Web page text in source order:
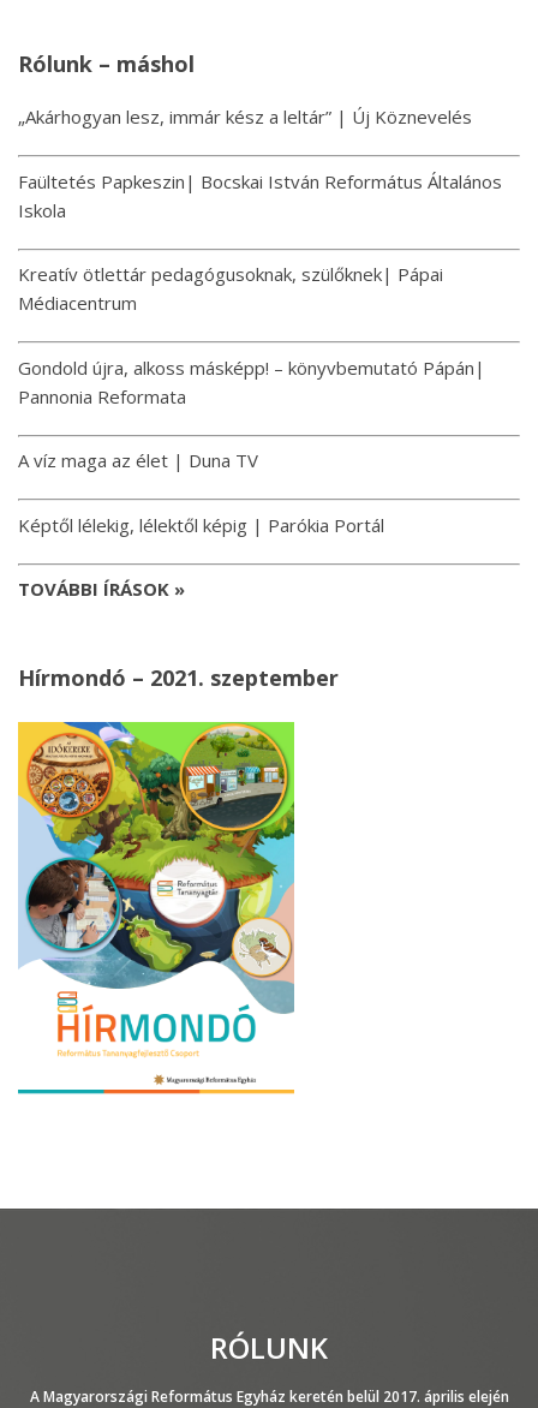
Rólunk – máshol
„Akárhogyan lesz, immár kész a leltár” | Új Köznevelés
Faültetés Papkeszin| Bocskai István Református Általános
Iskola
Kreatív ötlettár pedagógusoknak, szülőknek| Pápai
Médiacentrum
Gondold újra, alkoss másképp! – könyvbemutató Pápán|
Pannonia Reformata
A víz maga az élet | Duna TV
Képtől lélekig, lélektől képig | Parókia Portál
TOVÁBBI ÍRÁSOK »
Hírmondó – 2021. szeptember
RÓLUNK
A Magyarországi Református Egyház keretén belül 2017. április elején